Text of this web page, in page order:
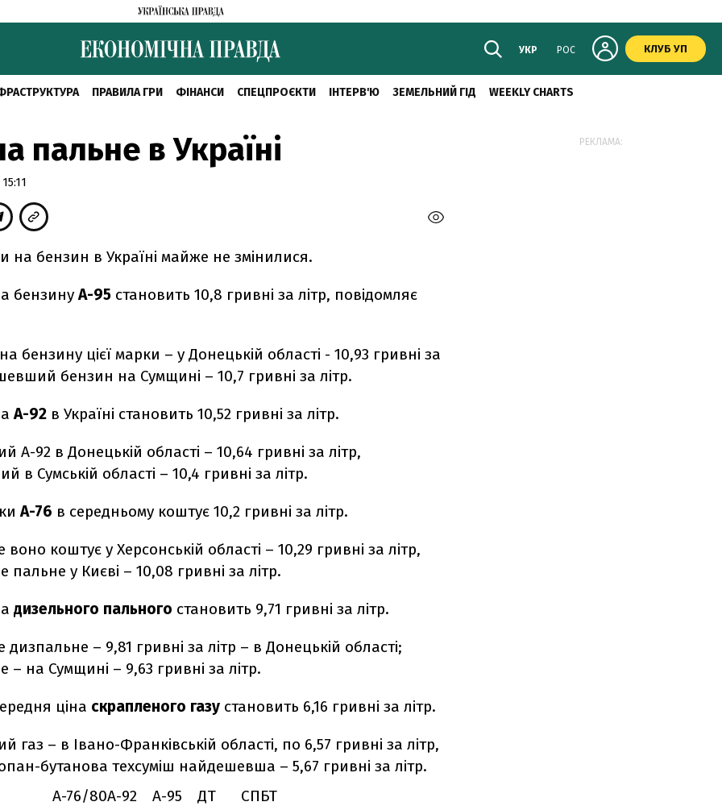
УКР РОС КЛУБ УП
ПРАВИЛА ГРИ ФІНАНСИ СПЕЦПРОЄКТИ ІНТЕРВ'Ю ЗЕМЕЛЬНИЙ ГІД WEEKLY CHARTS
пальне в Україні
на бензин в Україні майже не змінилися.
бензинуА-95 становить 10,8 гривні за літр, повідомляє
бензину цієї марки – у Донецькій області - 10,93 гривні за
бензин на Сумщині – 10,7 гривні за літр.
А-92 в Україні становить 10,52 гривні за літр.
А-92 в Донецькій області – 10,64 гривні за літр,
в Сумській області – 10,4 гривні за літр.
А-76 в середньому коштує 10,2 гривні за літр.
коштує у Херсонській області – 10,29 гривні за літр,
у Києві – 10,08 гривні за літр.
дизельного пального становить 9,71 гривні за літр.
– 9,81 гривні за літр – в Донецькій області;
на Сумщині – 9,63 гривні за літр.
ціна скрапленого газу становить 6,16 гривні за літр.
газ – в Івано-Франківській області, по 6,57 гривні за літр,
бутанова техсуміш найдешевша – 5,67 гривні за літр.
А-76/80А-92 А-95 ДТ
СПБТ
РЕКЛАМА: